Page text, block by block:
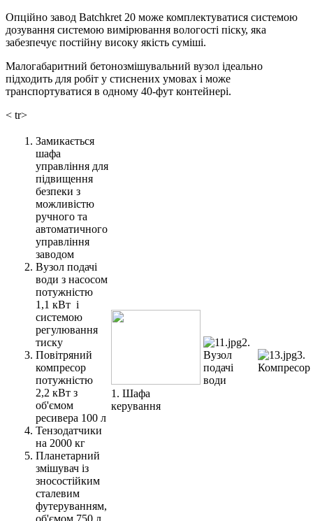
Опційно завод Batchkret 20 може комплектуватися системою
дозування системою вимірювання вологості піску, яка
забезпечує постійну високу якість суміші.
Малогабаритний бетонозмішувальний вузол ідеально
підходить для робіт у стиснених умовах і може
транспортуватися в одному 40-фут контейнері.
< tr>
Замикається
шафа
управління для
підвищення
безпеки з
можливістю
ручного та
автоматичного
управління
заводом
Вузол подачі
води з насосом
потужністю
1,1 кВт і
системою
регулювання
тиску
Повітряний
компресор
потужністю
2,2 кВт з
об'ємом
ресивера 100 л
Тензодатчики
на 2000 кг
Планетарний
змішувач із
зносостійким
сталевим
футеруванням,
об'ємом 750 л.
1. Шафа
керування
2.
Вузол
подачі
води
3.
Компресор